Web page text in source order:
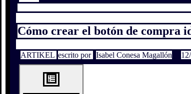
Cómo crear el botón de compra
ARTIKEL escrito por Isabel Conesa Magallón